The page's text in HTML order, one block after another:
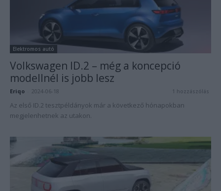
Elektromos autó
Volkswagen ID.2 – még a koncepció
modellnél is jobb lesz
Eriqo 2024-06-18 1 hozzászólás
Az első ID.2 tesztpéldányok már a következő hónapokban
megjelenhetnek az utakon.